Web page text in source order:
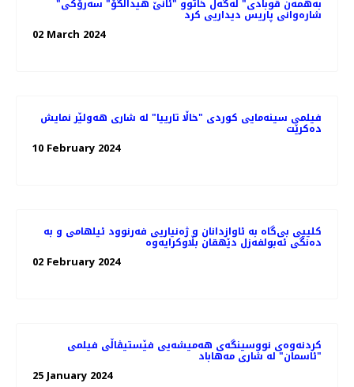
"به‌همه‌ن قوبادی" له‌گه‌ڵ خاتوو "ئانێ هیدالگۆ" سه‌رۆکی
شاره‌وانی پاریس دیداریی کرد
02 March 2024
فیلمی سینه‌مایی کوردی "خاڵا تارییا" لە شاری هه‌ولێر نمایش
ده‌کرێت
10 February 2024
کلیپی بی‌گاە بە ئاوازدانان و ژه‌نیاریی فه‌رنوود ئیلهامی و به‌
دەنگی ئەبولفەزل دێهقان بڵاوکرایەوە
02 February 2024
کردنەوەی نووسینگه‌ی هەمیشەیی فێستیڤاڵی فیلمی
"ئاسمان" لە شاری مەهاباد
25 January 2024